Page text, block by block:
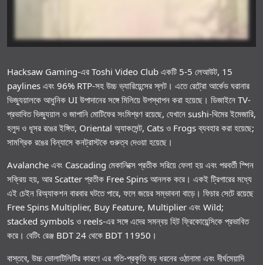
Hacksaw Gaming-এর Toshi Video Club একটি 5-5 লেআউট, 15
paylines এবং 96% RTP-সহ উচ্চ ভ্যারিয়েন্সের স্লট। এতে রেট্রো আর্কেড ঘরানার
ভিজ্যুয়ালকে আধুনিক UI উপাদানের সঙ্গে মিলিয়ে উপস্থাপন করা হয়েছে। ডিজাইনে TV-
প্রভাবিত ভিজ্যুয়াল ও জাপানি মোটিফের সংমিশ্রণ রয়েছে, যেখানে sushi-থিমের ইমেজারি,
হলুদ ও ধূসর রঙের ইঙ্গিত, Oriental অ্যাকসেন্ট, Cats ও Frogs ব্যবহার করা হয়েছে;
সামগ্রিক রঙের বিন্যাসে কনট্রাস্টকে গুরুত্ব দেওয়া হয়েছে।
Avalanche এবং Cascading মেকানিক্সে প্রতীক সরিয়ে ফেলা হয় এবং পরবর্তী স্পিন
সক্রিয় হয়, আর Scatter প্রতীক Free Spins আনলক করে। একই ট্রিগারের মধ্যে
এই চেইন রিঅ্যাকশন বারবার ঘটতে পারে, ফলে জয়ের সম্ভাবনা বাড়ে। ফিচার সেটে রয়েছে
Free Spins Multiplier, Buy Feature, Multiplier এবং Wild;
stacked symbols ও reels-এর সঙ্গে এদের সমন্বয় হিট ফ্রিকোয়েন্সিকে প্রভাবিত
করে। বেটিং রেঞ্জ BDT 24 থেকে BDT 11950।
বাস্তবে, উচ্চ ভোলাটিলিটির কারণে এর গতি-প্রকৃতি বড় ধরনের ওঠানামা এবং দীর্ঘমেয়াদি